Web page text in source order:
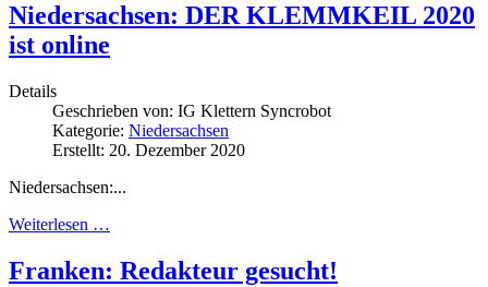
Niedersachsen: DER KLEMMKEIL 2020
ist online
Details
Geschrieben von: IG Klettern Syncrobot
Kategorie: Niedersachsen
Erstellt: 20. Dezember 2020
Niedersachsen:...
Weiterlesen …
Franken: Redakteur gesucht!